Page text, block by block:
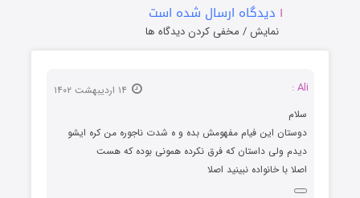
۱ دیدگاه ارسال شده است
نمایش / مخفی کردن دیدگاه ها
Ali :
سلام
دوستان این فیام مفهومش بده و ه شدت ناجوره من کره ایشو
دیدم ولی داستان که فرق نکرده همونی بوده که هست
اصلا با خانواده نبینید اصلا